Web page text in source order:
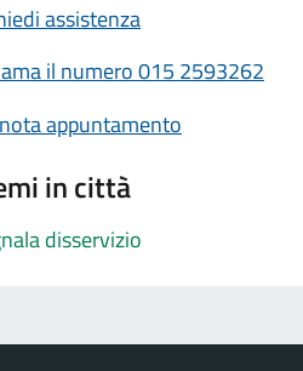
assistenza
il numero 015 2593262
appuntamento
in città
disservizio